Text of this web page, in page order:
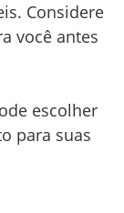
Considere
você antes
escolher
para suas